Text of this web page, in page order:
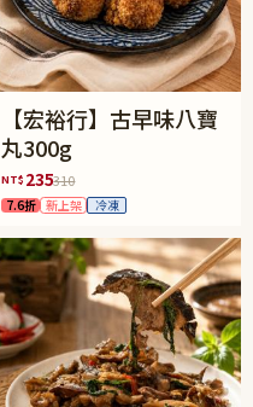
【宏裕行】古早味八寶
丸300g
NT$ 235310
7.6折 新上架 冷凍